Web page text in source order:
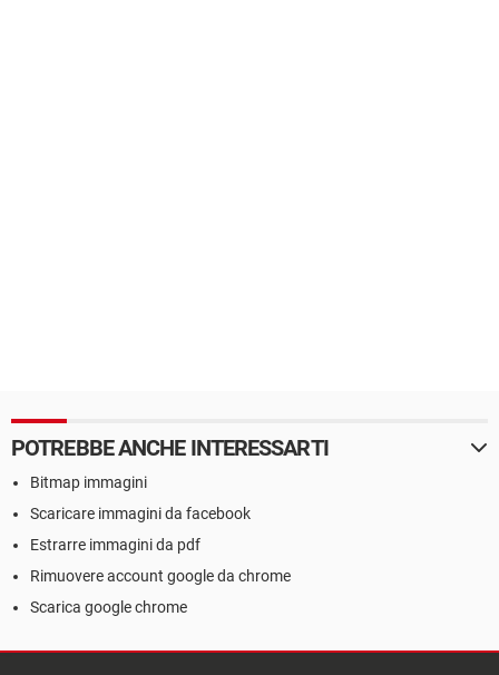
POTREBBE ANCHE INTERESSARTI
Bitmap immagini
Scaricare immagini da facebook
Estrarre immagini da pdf
Rimuovere account google da chrome
Scarica google chrome